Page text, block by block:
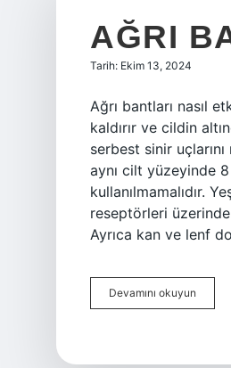
AĞRI
Tarih: Ekim 13, 2024
Ağrı bantları nasıl
kaldırır ve cildin
serbest sinir
aynı cilt yüzeyinde 8
kullanılmamalıdır.
reseptörleri
Ayrıca kan ve lenf
Devamını okuyun
Bandı